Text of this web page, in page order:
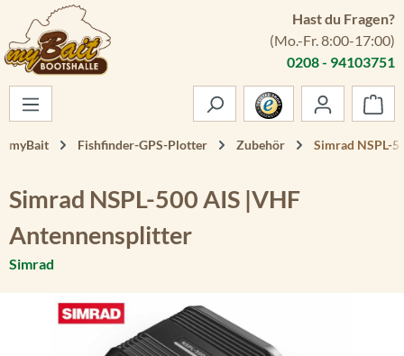
Zum Hauptinhalt springen
Hast du Fragen?
(Mo.-Fr. 8:00-17:00)
0208 - 94103751
myBait Fishfinder-GPS-Plotter Zubehör Simrad NSPL-
Simrad NSPL-500 AIS |VHF
Antennensplitter
Simrad
Bildergalerie überspringen